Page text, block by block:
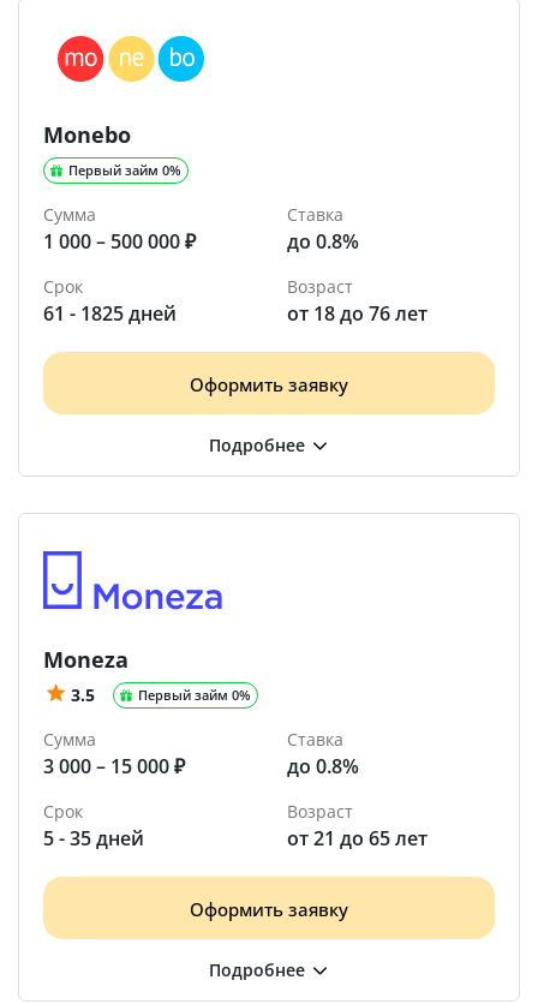
Monebo
Первый займ 0%
Сумма
1 000 – 500 000 ₽
Ставка
до 0.8%
Срок
61 - 1825 дней
Возраст
от 18 до 76 лет
Оформить заявку
Moneza
3.5 Первый займ 0%
Сумма
3 000 – 15 000 ₽
Ставка
до 0.8%
Срок
5 - 35 дней
Возраст
от 21 до 65 лет
Оформить заявку